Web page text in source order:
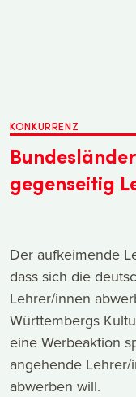
KONKURRENZ
gegenseitig
Der aufkeimende
dass sich die
Lehrer/innen
Württembergs
eine Werbeaktion
angehende Lehrer/
abwerben will.